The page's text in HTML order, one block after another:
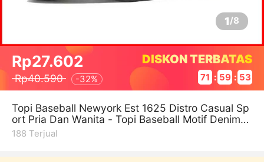
1/8
Rp27.602
Rp40.590 -32%
DISKON TERBATAS
71 : 59 : 52
Topi Baseball Newyork Est 1625 Distro Casual Sp
ort Pria Dan Wanita - Topi Baseball Motif Denim
Wash
188 Terjual